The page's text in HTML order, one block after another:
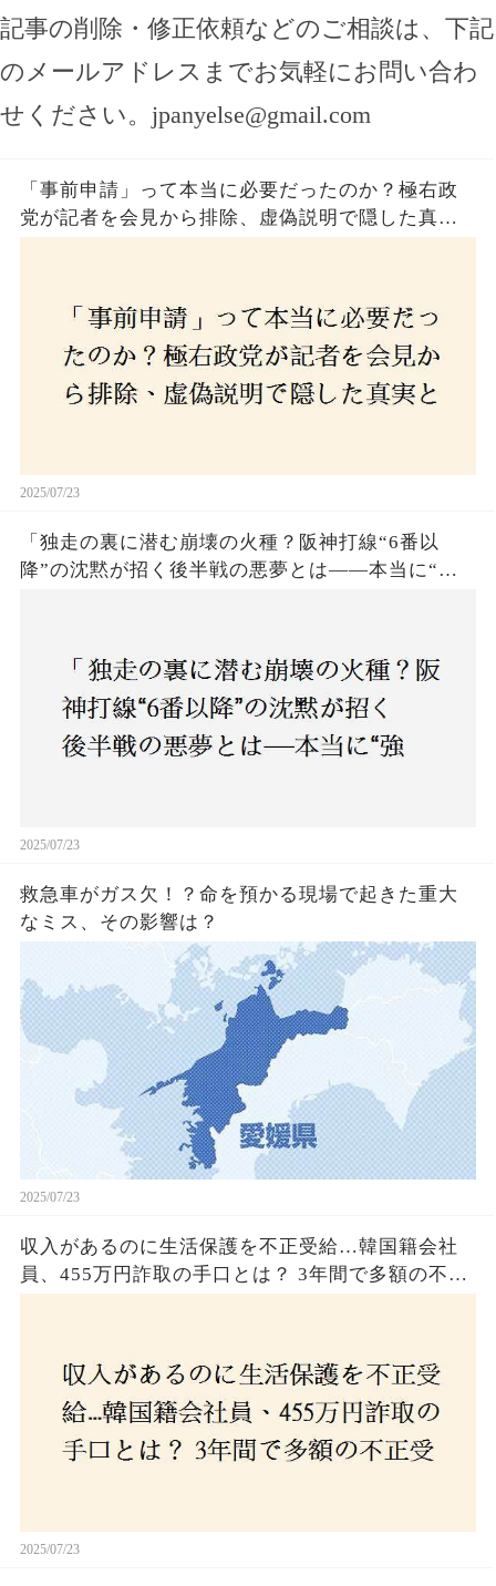
記事の削除・修正依頼などのご相談は、下記
のメールアドレスまでお気軽にお問い合わ
せください。 jpanyelse@gmail.com
「事前申請」って本当に必要だったのか？極右政
党が記者を会見から排除、虚偽説明で隠した真実
2025/07/23
「独走の裏に潜む崩壊の火種？阪神打線“6番以
降”の沈黙が招く後半戦の悪夢とは——本当に“強
2025/07/23
救急車がガス欠！？命を預かる現場で起きた重大
なミス、その影響は？
2025/07/23
収入があるのに生活保護を不正受給…韓国籍会社
員、455万円詐取の手口とは？ 3年間で多額の不正
2025/07/23